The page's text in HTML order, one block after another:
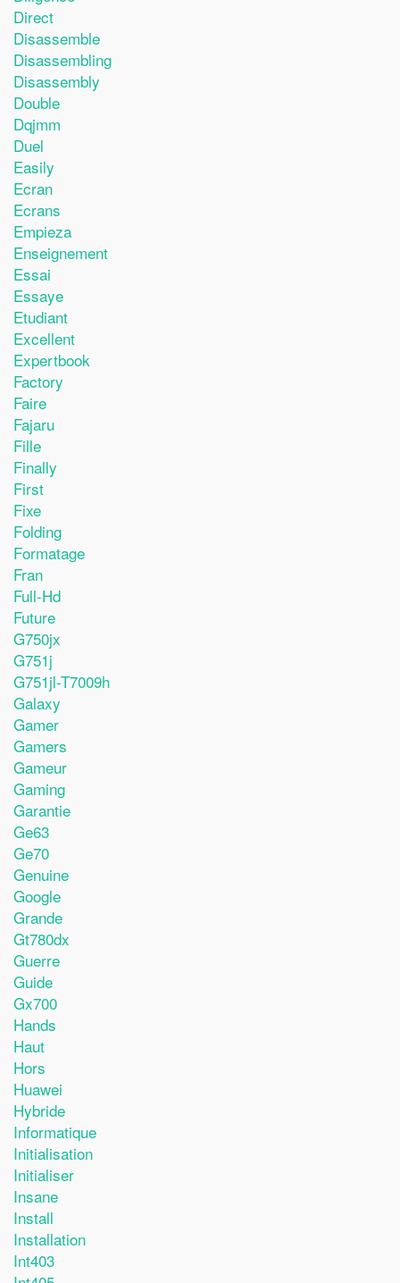
Direct
Disassemble
Disassembling
Disassembly
Double
Dqjmm
Duel
Easily
Ecran
Ecrans
Empieza
Enseignement
Essai
Essaye
Etudiant
Excellent
Expertbook
Factory
Faire
Fajaru
Fille
Finally
First
Fixe
Folding
Formatage
Fran
Full-Hd
Future
G750jx
G751j
G751jl-T7009h
Galaxy
Gamer
Gamers
Gameur
Gaming
Garantie
Ge63
Ge70
Genuine
Google
Grande
Gt780dx
Guerre
Guide
Gx700
Hands
Haut
Hors
Huawei
Hybride
Informatique
Initialisation
Initialiser
Insane
Install
Installation
Int403